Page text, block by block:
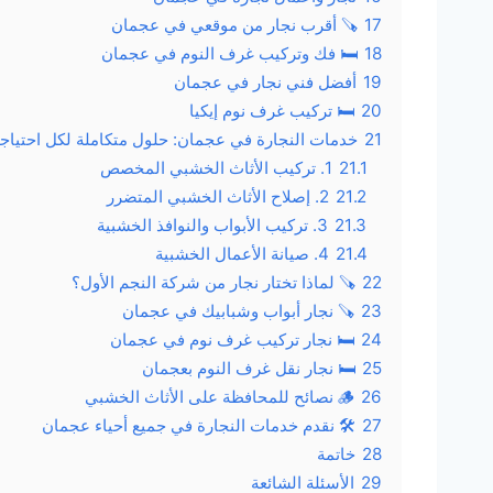
17 🪚 أقرب نجار من موقعي في عجمان
18 🛏️ فك وتركيب غرف النوم في عجمان
19 أفضل فني نجار في عجمان
20 🛏️ تركيب غرف نوم إيكيا
21 خدمات النجارة في عجمان: حلول متكاملة لكل
21.1 1. تركيب الأثاث الخشبي المخصص
21.2 2. إصلاح الأثاث الخشبي المتضرر
21.3 3. تركيب الأبواب والنوافذ الخشبية
21.4 4. صيانة الأعمال الخشبية
22 🪚 لماذا تختار نجار من شركة النجم الأول؟
23 🪚 نجار أبواب وشبابيك في عجمان
24 🛏️ نجار تركيب غرف نوم في عجمان
25 🛏️ نجار نقل غرف النوم بعجمان
26 🪵 نصائح للمحافظة على الأثاث الخشبي
27 🛠️ نقدم خدمات النجارة في جميع أحياء عجمان
28 خاتمة
29 الأسئلة الشائعة